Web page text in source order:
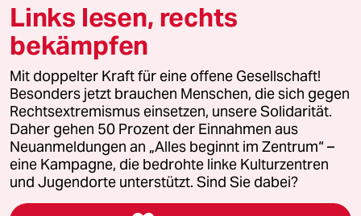
© 2026 taz Verlags und Vertriebs GmbH
Alle Rechte vorbehalten. Bei rechtlichen Fragen oder für Genehmigungen
wenden Sie sich bitte an
lizenzen@taz.de
Feedback Redaktionsstatut Kommune-Richtlinien
Leitlinie Informant Datenschutz Impressum AGB
Links lesen, rechts
bekämpfen
Mit doppelter Kraft für eine offene Gesellschaft!
Besonders jetzt brauchen Menschen, die sich gegen
Rechtsextremismus einsetzen, unsere Solidarität.
Daher gehen 50 Prozent der Einnahmen aus
Neuanmeldungen an „Alles beginnt im Zentrum“ –
eine Kampagne, die bedrohte linke Kulturzentren
und Jugendorte unterstützt. Sind Sie dabei?